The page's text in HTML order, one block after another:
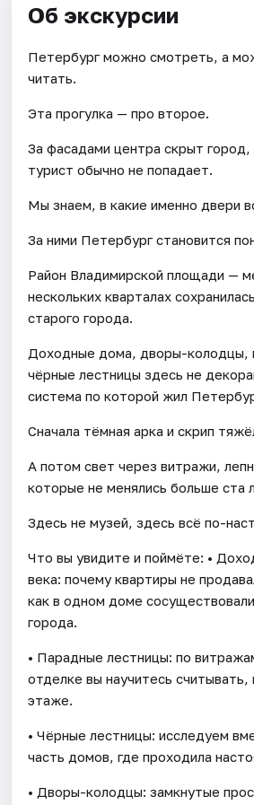
Об экскурсии
Петербург можно смотреть, а
читать.
Эта прогулка — про второе.
За фасадами центра скрыт
турист обычно не попадает.
Мы знаем, в какие именно двери
За ними Петербург становится
Район Владимирской площади —
нескольких кварталах
старого города.
Доходные дома, дворы-колодцы,
чёрные лестницы здесь не
система по которой жил
Сначала тёмная арка и скрип
А потом свет через витражи,
которые не менялись больше ста
Здесь не музей, здесь всё по-
Что вы увидите и поймёте: •
века: почему квартиры не
как в одном доме
города.
• Парадные лестницы: по
отделке вы научитесь
этаже.
• Чёрные лестницы: исследуем
часть домов, где проходила
• Дворы-колодцы: замкнутые